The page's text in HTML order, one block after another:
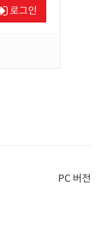
로그인
PC 버전